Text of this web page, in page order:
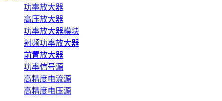
功率放大器
高压放大器
功率放大器模块
射频功率放大器
前置放大器
功率信号源
高精度电流源
高精度电压源